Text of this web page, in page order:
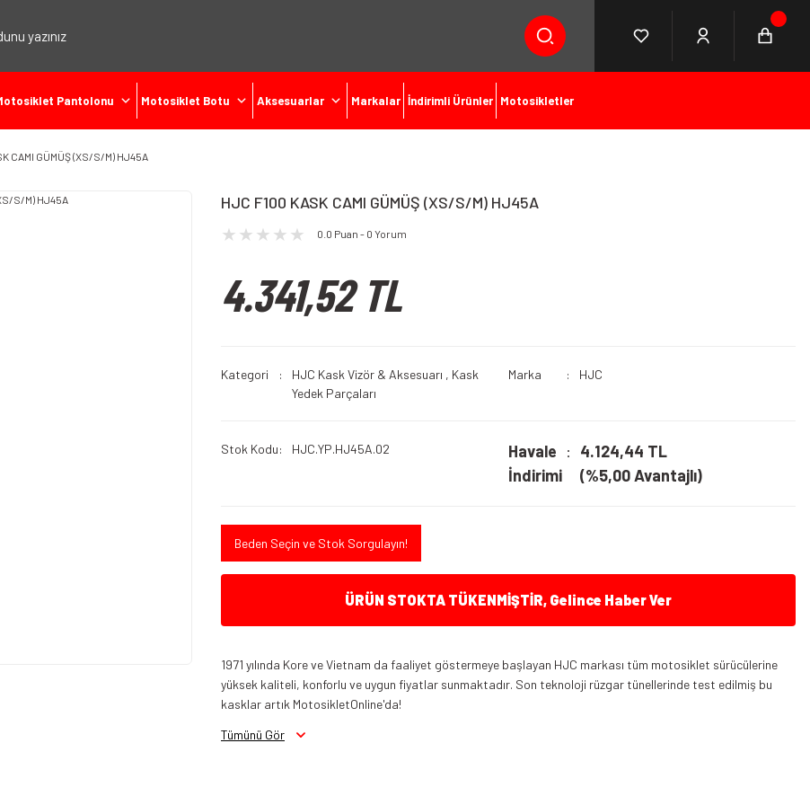
Pantolonu Motosiklet Botu Aksesuarlar Markalar İndirimli Ürünler Motosikletler
CAMI GÜMÜŞ (XS/S/M) HJ45A
HJC F100 KASK CAMI GÜMÜŞ (XS/S/M) HJ45A
0.0 Puan - 0 Yorum
4.341,52 TL
Kategori HJC Kask Vizör & Aksesuarı , Kask
Yedek Parçaları
Marka HJC
Stok Kodu HJC.YP.HJ45A.02
Havale
İndirimi
4.124,44 TL
(%5,00 Avantajlı)
Beden Seçin ve Stok Sorgulayın!
ÜRÜN STOKTA TÜKENMİŞTİR, Gelince Haber Ver
1971 yılında Kore ve Vietnam da faaliyet göstermeye başlayan HJC markası tüm motosiklet sürücülerine
yüksek kaliteli, konforlu ve uygun fiyatlar sunmaktadır. Son teknoloji rüzgar tünellerinde test edilmiş bu
kasklar artık MotosikletOnline'da!
Tümünü Gör